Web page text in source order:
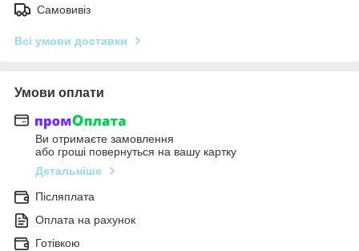
Самовивіз
Всі умови доставки
Умови оплати
Ви отримаєте замовлення
або гроші повернуться на вашу картку
Детальніше
Післяплата
Оплата на рахунок
Готівкою